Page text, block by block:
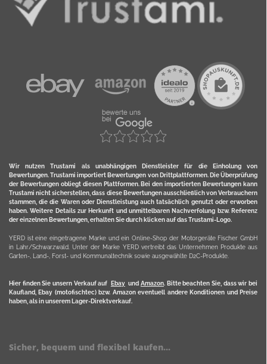
Wir nutzen Trustami als unabhängigen Dienstleister für die Einholung von
Bewertungen. Trustami importiert Bewertungen von Drittplattformen. Die Überprüfung
der Bewertungen obliegt diesen Plattformen. Bei den importierten Bewertungen kann
Trustami nicht sicherstellen, dass diese Bewertungen ausschließlich von Verbrauchern
stammen, die die Waren oder Dienstleistung auch tatsächlich genutzt oder erworben
haben. Weitere Details zur Herkunft und unmittelbaren Nachverfolung bzw. Referenz
der einzelnen Bewertungen, erhalten Sie durch klicken auf das Trustami-Logo.
YERD ist eine eingetragene Marke und ein Online-Shop der Motorgeräte Fischer GmbH
in Lahr/Schwarzwald. Unter der Marke YERD vertreibt das Unternehmen Produkte aus
Garten-, Land-, Forst- und Kommunaltechnik sowie ausgewählte D2C-Produkte.
Hier finden Sie unsern Verkauf auf Ebayund Amazon. Bitte beachten Sie, dass wir bei
Kaufland, Ebay (motofischtec) bzw. Amazon eventuell andere Konditionen und Preise
haben, als in unserem Lager-Direktverkauf.
Sicher, bequem und flexibel kaufen...